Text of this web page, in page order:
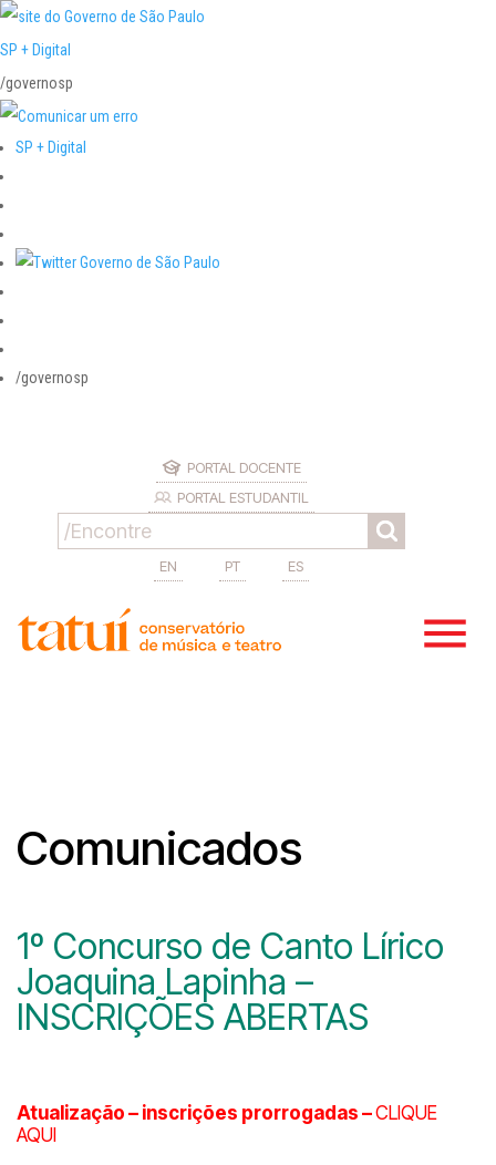
SP + Digital
/governosp
SP + Digital
/governosp
PORTAL DOCENTE
PORTAL ESTUDANTIL
EN PT ES
Comunicados
1º Concurso de Canto Lírico
Joaquina Lapinha –
INSCRIÇÕES ABERTAS
Atualização – inscrições prorrogadas –CLIQUE
AQUI